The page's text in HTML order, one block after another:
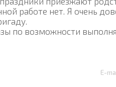
работе нет. Я очень
по возможности
E-